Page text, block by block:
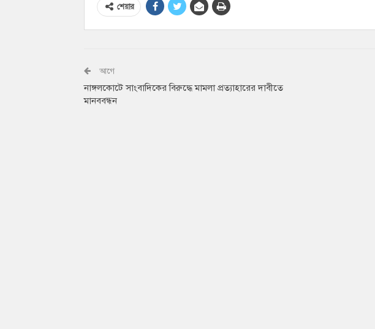
শেয়ার
আগে
নাঙ্গলকোটে সাংবাদিকের বিরুদ্ধে মামলা প্রত্যাহারের দাবীতে
মানববন্ধন